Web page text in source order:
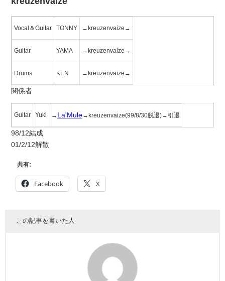
Vocal＆Guitar TONNY →kreuzenvaize→
Guitar YAMA →kreuzenvaize→
Drums KEN →kreuzenvaize→
関係者
Guitar Yuki → La'Mule→kreuzenvaize(99/8/30脱退)→引退
98/12結成
01/2/12解散
共有:
Facebook X
この記事を書いた人